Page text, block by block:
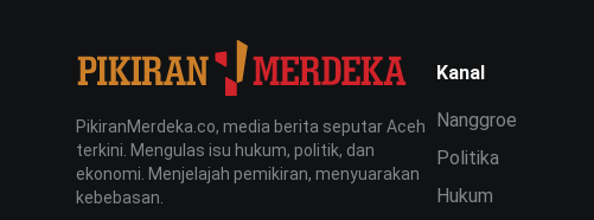
PikiranMerdeka.co, media berita seputar Aceh
terkini. Mengulas isu hukum, politik, dan
ekonomi. Menjelajah pemikiran, menyuarakan
kebebasan.
Kanal
Nanggroe
Politika
Hukum